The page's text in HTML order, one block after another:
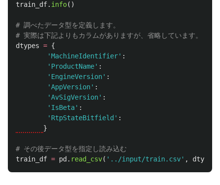
train_df. info()
# 調べたデータ型を定義します。
dtypes = {
'MachineIdentifier' :
' ProductName' :
' EngineVersion' :
'AppVersion' :
'AvSigVersion' :
' IsBeta' :
' RtpStateBitfield ' :
}
train_df = pd . read_csv( ' ../input/train.csv' , dtype